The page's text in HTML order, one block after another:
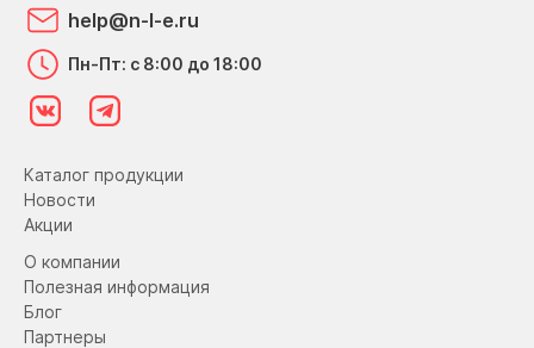
Каталог продукции
Новости
Акции
О компании
Полезная информация
Блог
Партнеры
help@n-l-e.ru
Пн-Пт: с 8:00 до 18:00